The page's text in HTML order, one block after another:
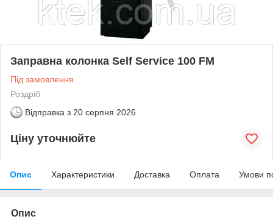
Заправна колонка Self Service 100 FM
Під замовлення
Роздріб
Відправка з 20 серпня 2026
Ціну уточнюйте
Опис Характеристики Доставка Оплата Умови
Опис